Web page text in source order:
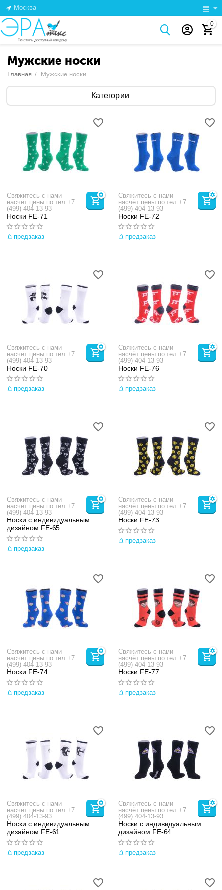
Москва
0
Мужские носки
Главная / Мужские носки
Категории
Свяжитесь с нами
насчёт цены по тел +7
(499) 404-13-93
Носки FE-71
предзаказ
Свяжитесь с нами
насчёт цены по тел +7
(499) 404-13-93
Носки FE-72
предзаказ
Свяжитесь с нами
насчёт цены по тел +7
(499) 404-13-93
Носки FE-70
предзаказ
Свяжитесь с нами
насчёт цены по тел +7
(499) 404-13-93
Носки FE-76
предзаказ
Свяжитесь с нами
насчёт цены по тел +7
(499) 404-13-93
Носки с индивидуальным
дизайном FE-65
предзаказ
Свяжитесь с нами
насчёт цены по тел +7
(499) 404-13-93
Носки FE-73
предзаказ
Свяжитесь с нами
насчёт цены по тел +7
(499) 404-13-93
Носки FE-74
предзаказ
Свяжитесь с нами
насчёт цены по тел +7
(499) 404-13-93
Носки FE-77
предзаказ
Свяжитесь с нами
насчёт цены по тел +7
(499) 404-13-93
Носки с индивидуальным
дизайном FE-61
предзаказ
Свяжитесь с нами
насчёт цены по тел +7
(499) 404-13-93
Носки с индивидуальным
дизайном FE-64
предзаказ